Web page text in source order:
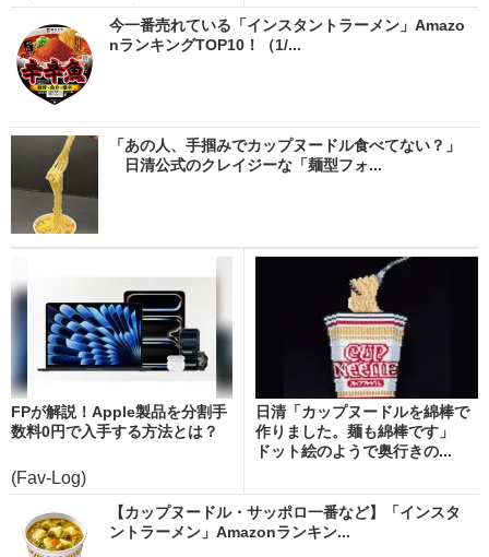
今一番売れている「インスタントラーメン」Amazo
nランキングTOP10！（1/...
「あの人、手掴みでカップヌードル食べてない？」
日清公式のクレイジーな「麺型フォ...
FPが解説！Apple製品を分割手
数料0円で入手する方法とは？
(Fav-Log)
日清「カップヌードルを綿棒で
作りました。麺も綿棒です」
ドット絵のようで奥行きの...
【カップヌードル・サッポロ一番など】「インスタ
ントラーメン」Amazonランキン...